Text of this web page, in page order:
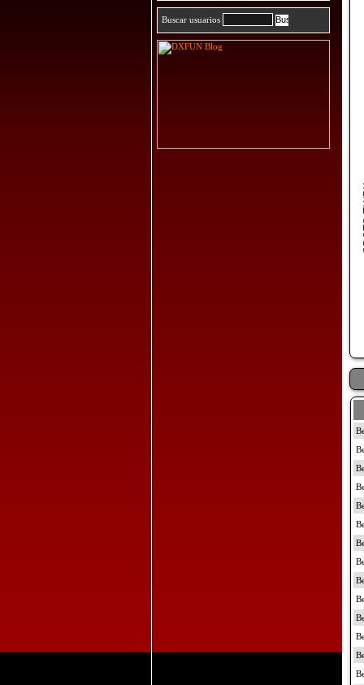
Buscar usuarios